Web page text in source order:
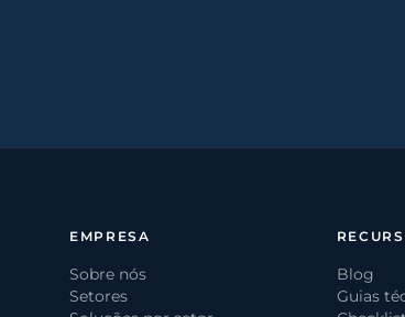
EMPRESA
Sobre nós
Setores
Blog
Guias